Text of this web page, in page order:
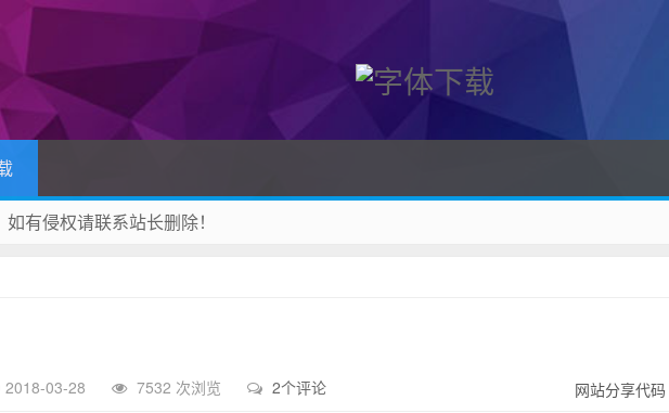
有侵权请联系站长删除！
2018-03-28 7532 次浏览 2个评论 网站分享代码